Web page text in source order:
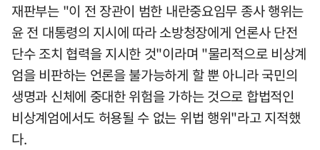
재판부는 "이 전 장관이 범한 내란중요임무 종사 행위는
윤 전 대통령의 지시에 따라 소방청장에게 언론사 단전
단수 조치 협력을 지시한 것"이라며 "물리적으로 비상계
엄을 비판하는 언론을 불가능하게 할 뿐 아니라 국민의
생명과 신체에 중대한 위험을 가하는 것으로 합법적인
비상계엄에서도 허용될 수 없는 위법 행위"라고 지적했
다.